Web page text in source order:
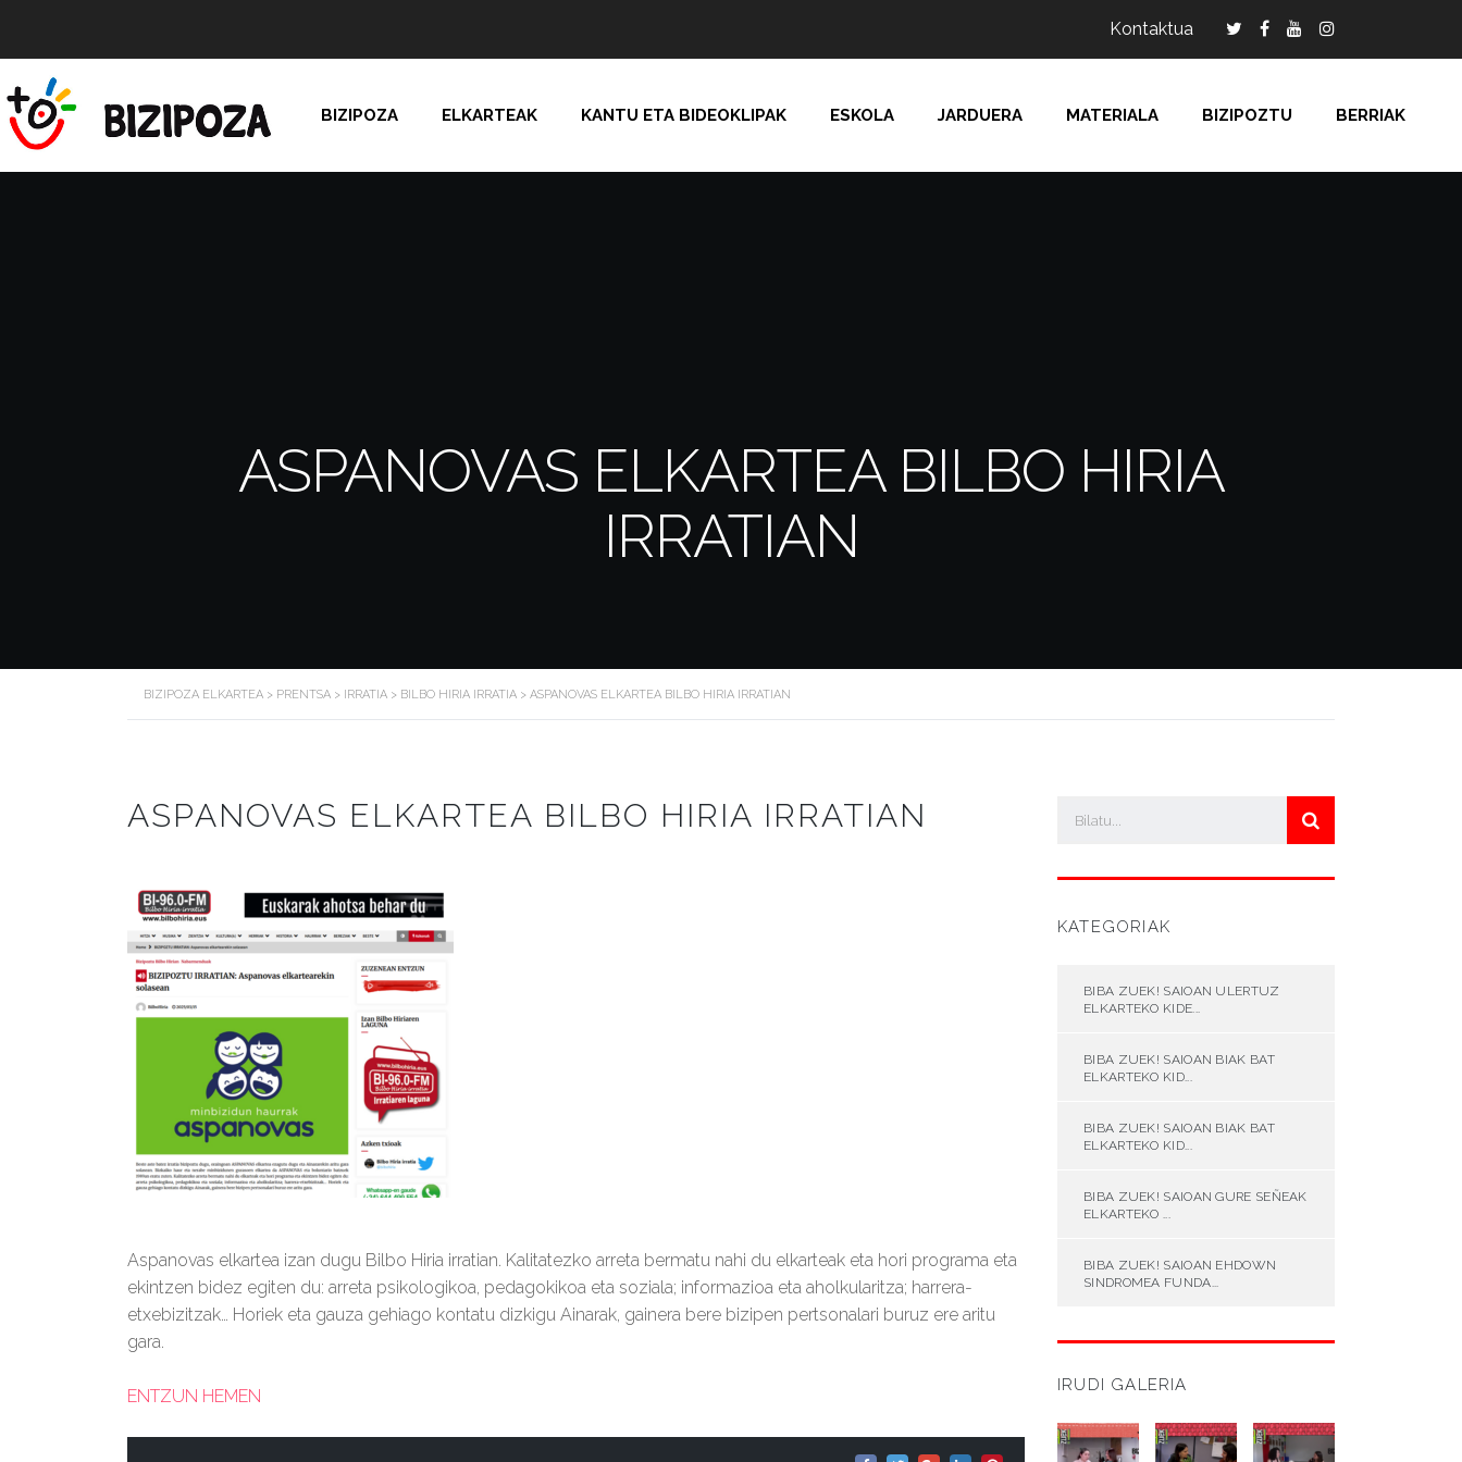
Kontaktua
BIZIPOZA ELKARTEAK KANTU ETA BIDEOKLIPAK ESKOLA JARDUERA MATERIALA BIZIPOZTU BERRIAK
ASPANOVAS ELKARTEA BILBO HIRIA
IRRATIAN
BIZIPOZA ELKARTEA > PRENTSA > IRRATIA > BILBO HIRIA IRRATIA > ASPANOVAS ELKARTEA BILBO HIRIA IRRATIAN
ASPANOVAS ELKARTEA BILBO HIRIA IRRATIAN
Aspanovas elkartea izan dugu Bilbo Hiria irratian. Kalitatezko arreta bermatu nahi du elkarteak eta hori programa eta
ekintzen bidez egiten du: arreta psikologikoa, pedagokikoa eta soziala; informazioa eta aholkularitza; harrera-
etxebizitzak… Horiek eta gauza gehiago kontatu dizkigu Ainarak, gainera bere bizipen pertsonalari buruz ere aritu
gara.
ENTZUN HEMEN
KATEGORIAK
BIBA ZUEK! SAIOAN ULERTUZ
ELKARTEKO KIDE...
BIBA ZUEK! SAIOAN BIAK BAT
ELKARTEKO KID...
BIBA ZUEK! SAIOAN BIAK BAT
ELKARTEKO KID...
BIBA ZUEK! SAIOAN GURE SEÑEAK
ELKARTEKO ...
BIBA ZUEK! SAIOAN EHDOWN
SINDROMEA FUNDA...
IRUDI GALERIA